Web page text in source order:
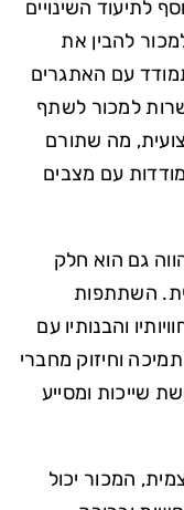
לתיעוד השינויים
להבין את
עם האתגרים
למכור לשתף
מה שתורם
עם מצבים
גם הוא חלק
השתתפות
והבנותיו עם
וחיזוק מחברי
שייכות ומסייע
המכור יכול